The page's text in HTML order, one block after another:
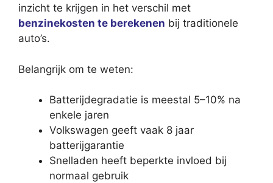
inzicht te krijgen in het verschil met
benzinekosten te berekenen bij traditionele
auto’s.
Belangrijk om te weten:
Batterijdegradatie is meestal 5–10% na
enkele jaren
Volkswagen geeft vaak 8 jaar
batterijgarantie
Snelladen heeft beperkte invloed bij
normaal gebruik